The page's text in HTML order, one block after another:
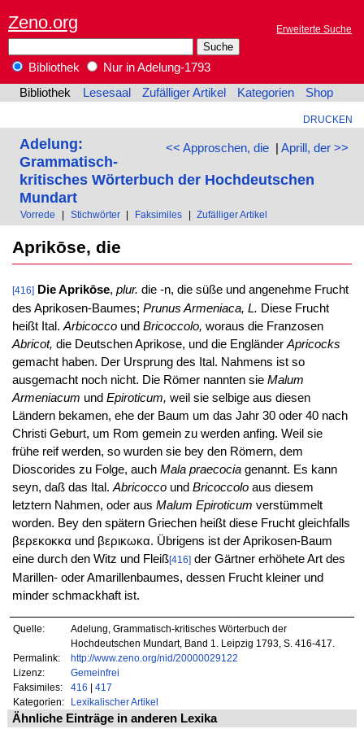
Zeno.org Erweiterte Suche
Bibliothek
Nur in Adelung-1793
Bibliothek
Lesesaal Zufälliger Artikel Kategorien Shop
DRUCKEN
<< Approschen, die| Aprill, der >>
Adelung:
Grammatisch-
kritisches Wörterbuch der Hochdeutschen
Mundart
Vorrede Stichwörter Faksimiles Zufälliger Artikel
Aprikōse, die
[416] Die Aprikōse, plur. die -n, die süße und angenehme Frucht
des Aprikosen-Baumes; Prunus Armeniaca, L. Diese Frucht
heißt Ital.Arbicoccound Bricoccolo, woraus die Franzosen
Abricot, die Deutschen Aprikose, und die EngländerApricocks
gemacht haben. Der Ursprung des Ital. Nahmens ist so
ausgemacht noch nicht. Die Römer nannten sie Malum
Armeniacum und Epiroticum, weil sie selbige aus diesen
Ländern bekamen, ehe der Baum um das Jahr 30 oder 40 nach
Christi Geburt, um Rom gemein zu werden anfing. Weil sie
frühe reif werden, so wurden sie bey den Römern, dem
Dioscorides zu Folge, auch Mala praecociagenannt. Es kann
seyn, daß das Ital.Abricoccound Bricoccoloaus diesem
letztern Nahmen, oder aus Malum Epiroticum verstümmelt
worden. Bey den spätern Griechen heißt diese Frucht gleichfalls
βερεκοκκα und βερικωκα. Übrigens ist der Aprikosen-Baum
eine durch den Witz und Fleiß[416]der Gärtner erhöhete Art des
Marillen- oder Amarillenbaumes, dessen Frucht kleiner und
minder schmackhaft ist.
Quelle:
Adelung, Grammatisch-kritisches Wörterbuch der
Hochdeutschen Mundart, Band 1. Leipzig 1793, S. 416-417.
Permalink:
http://www.zeno.org/nid/20000029122
Lizenz:
Gemeinfrei
Faksimiles:
416 | 417
Kategorien:
Lexikalischer Artikel
Ähnliche Einträge in anderen Lexika